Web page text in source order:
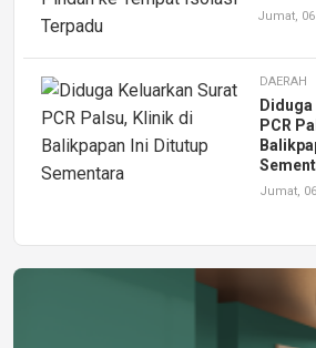
Jumat,
DAERAH
Diduga
PCR
Jumat,